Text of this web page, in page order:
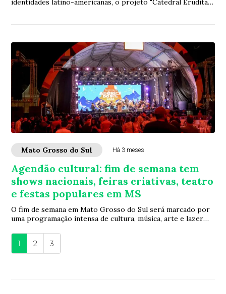
identidades latino-americanas, o projeto "Catedral Erudita"
Mato Grosso do Sul Há 3 meses
Agendão cultural: fim de semana tem
shows nacionais, feiras criativas, teatro
e festas populares em MS
O fim de semana em Mato Grosso do Sul será marcado por
uma programação intensa de cultura, música, arte e lazer
1 2 3